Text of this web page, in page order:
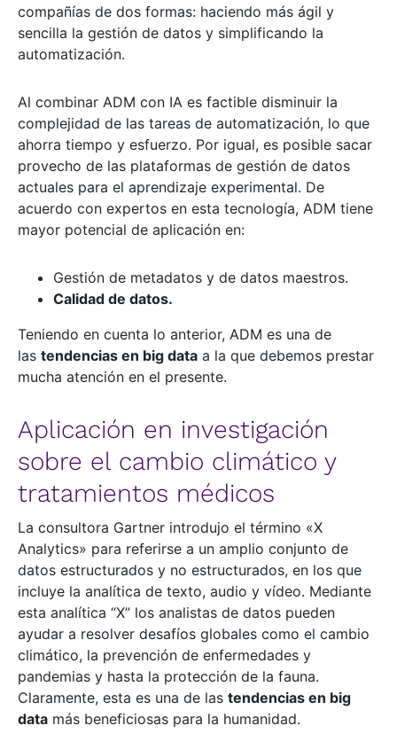
compañías de dos formas: haciendo más ágil y
sencilla la gestión de datos y simplificando la
automatización.
Al combinar ADM con IA es factible disminuir la
complejidad de las tareas de automatización, lo que
ahorra tiempo y esfuerzo. Por igual, es posible sacar
provecho de las plataformas de gestión de datos
actuales para el aprendizaje experimental. De
acuerdo con expertos en esta tecnología, ADM tiene
mayor potencial de aplicación en:
Gestión de metadatos y de datos maestros.
Calidad de datos.
Teniendo en cuenta lo anterior, ADM es una de
las tendencias en big data a la que debemos prestar
mucha atención en el presente.
Aplicación en investigación
sobre el cambio climático y
tratamientos médicos
La consultora Gartner introdujo el término «X
Analytics» para referirse a un amplio conjunto de
datos estructurados y no estructurados, en los que
incluye la analítica de texto, audio y vídeo. Mediante
esta analítica “X” los analistas de datos pueden
ayudar a resolver desafíos globales como el cambio
climático, la prevención de enfermedades y
pandemias y hasta la protección de la fauna.
Claramente, esta es una de las tendencias en big
data más beneficiosas para la humanidad.